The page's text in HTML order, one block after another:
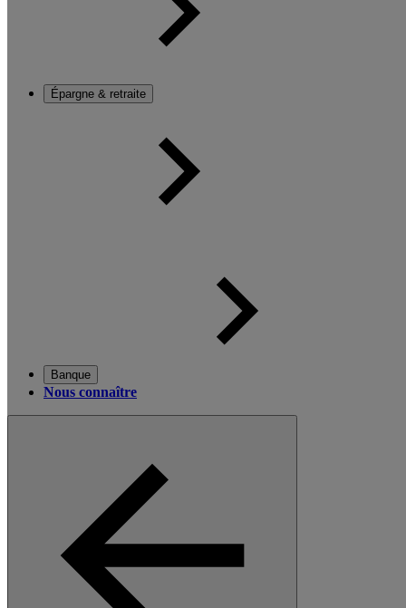
Épargne & retraite
Banque
Nous connaître